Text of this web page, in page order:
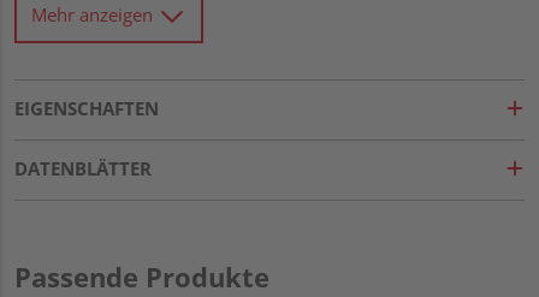
Mehr anzeigen
EIGENSCHAFTEN
DATENBLÄTTER
Passende Produkte